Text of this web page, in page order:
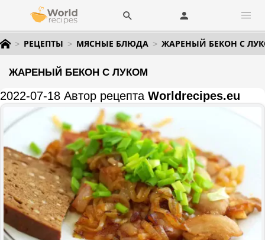
РЕЦЕПТЫ МЯСНЫЕ БЛЮДА ЖАРЕНЫЙ БЕКОН С
ЖАРЕНЫЙ БЕКОН С ЛУКОМ
2022-07-18 Автор рецепта Worldrecipes.eu